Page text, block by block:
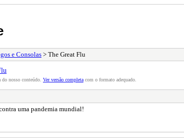
e Consolas> The Great Flu
nosso conteúdo. Ver versão completa com o formato adequado.
uma pandemia mundial!